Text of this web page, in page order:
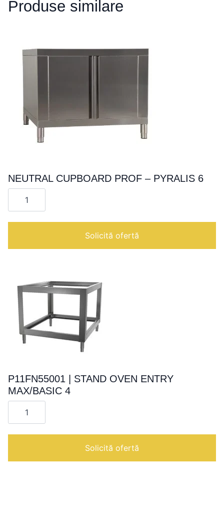
Produse similare
NEUTRAL CUPBOARD PROF – PYRALIS 6
Cantitate
NEUTRAL
CUPBOARD
-
Solicită ofertă
P11FN55001 | STAND OVEN ENTRY
MAX/BASIC 4
Cantitate
P11FN55001
OVEN
4
Solicită ofertă